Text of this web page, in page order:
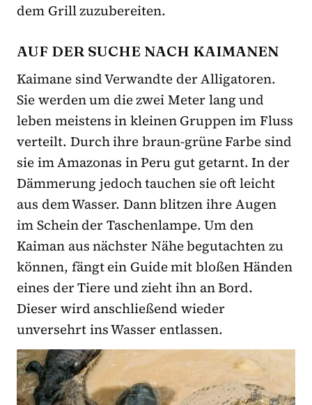
dem Grill zuzubereiten.
AUF DER SUCHE NACH KAIMANEN
Kaimane sind Verwandte der Alligatoren.
Sie werden um die zwei Meter lang und
leben meistens in kleinen Gruppen im Fluss
verteilt. Durch ihre braun-grüne Farbe sind
sie im Amazonas in Peru gut getarnt. In der
Dämmerung jedoch tauchen sie oft leicht
aus dem Wasser. Dann blitzen ihre Augen
im Schein der Taschenlampe. Um den
Kaiman aus nächster Nähe begutachten zu
können, fängt ein Guide mit bloßen Händen
eines der Tiere und zieht ihn an Bord.
Dieser wird anschließend wieder
unversehrt ins Wasser entlassen.